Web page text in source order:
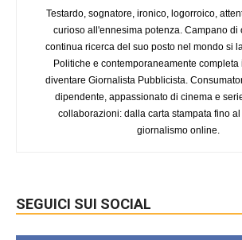
Testardo, sognatore, ironico, logorroico,
curioso all'ennesima potenza. Campano di
continua ricerca del suo posto nel mondo si
Politiche e contemporaneamente
diventare Giornalista Pubblicista.
dipendente, appassionato di cinema e
collaborazioni: dalla carta stampata fino al
giornalismo online.
SEGUICI SUI SOCIAL